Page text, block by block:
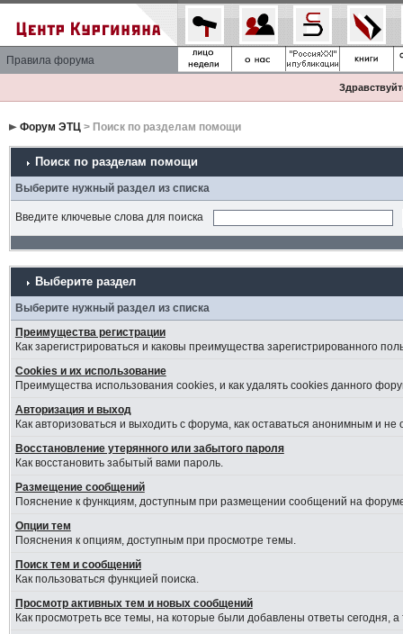
Правила форума
Форум ЭТЦ> Поиск по разделам помощи
Поиск по разделам помощи
Выберите нужный раздел из списка
Введите ключевые слова для поиска
Выберите раздел
Выберите нужный раздел из списка
Преимущества регистрации
Как зарегистрироваться и каковы преимущества зарегистрированного
Cookies и их использование
Преимущества использования cookies, и как удалять cookies данного
Авторизация и выход
Как авторизоваться и выходить с форума, как оставаться анонимным и
Восстановление утерянного или забытого пароля
Как восстановить забытый вами пароль.
Размещение сообщений
Пояснение к функциям, доступным при размещении сообщений на
Опции тем
Пояснения к опциям, доступным при просмотре темы.
Поиск тем и сообщений
Как пользоваться функцией поиска.
Просмотр активных тем и новых сообщений
Как просмотреть все темы, на которые были добавлены ответы сегодня,